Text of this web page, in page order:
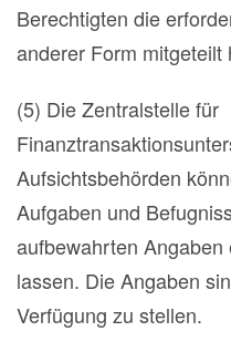
Berechtigten die
anderer Form mitgeteilt
(5) Die Zentralstelle für
Aufsichtsbehörden
Aufgaben und
aufbewahrten
lassen. Die Angaben
Verfügung zu stellen.